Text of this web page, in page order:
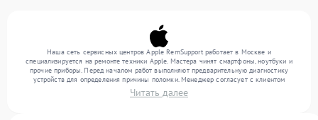
Наша сеть сервисных центров Apple RemSupport работает в Москве и
специализируется на ремонте техники Apple. Мастера чинят смартфоны, ноутбуки и
прочие приборы. Перед началом работ выполняют предварительную диагностику
устройств для определения причины поломки. Менеджер согласует с клиентом
перечень необходимых работ и их стоимость. Только после этого инженеры
выполняют ремонт с заменой деталей по необходимости. После работ их качество
Читать далее